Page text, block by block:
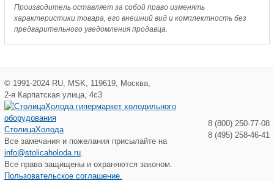
Производитель оставляет за собой право изменять
характеристики товара, его внешний вид и комплектность без
предварительного уведомления продавца.
© 1991-2024 RU MSK 119619 Москва
2-я Карпатская улица, 4с3
СтолицаХолода
Все замечания и пожелания присылайте на
info@stolicaholoda.ru
Все права защищены и охраняются законом.
Пользовательское соглашение.
8 (800) 250-77-08
8 (495) 258-46-41